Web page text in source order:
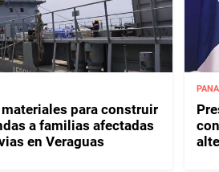
para construir
a familias afectadas
en Veraguas